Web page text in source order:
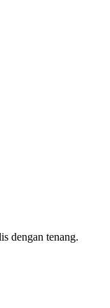
dengan tenang.